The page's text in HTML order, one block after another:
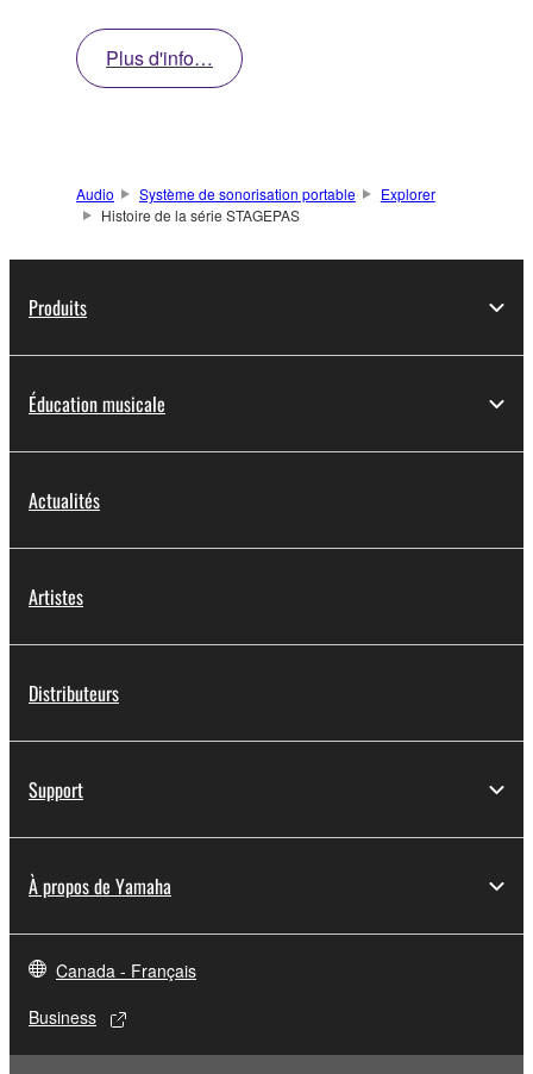
Plus d'info…
Audio Système de sonorisation portable
Explorer
Histoire de la série STAGEPAS
Produits
Éducation musicale
Actualités
Artistes
Distributeurs
Support
À propos de Yamaha
Canada - Français
Business